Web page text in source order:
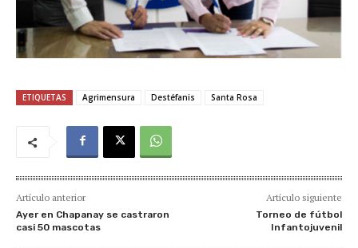
ETIQUETAS Agrimensura Destéfanis Santa Rosa
Artículo anterior
Ayer en Chapanay se castraron
casi 50 mascotas
Artículo siguiente
Torneo de fútbol
Infantojuvenil